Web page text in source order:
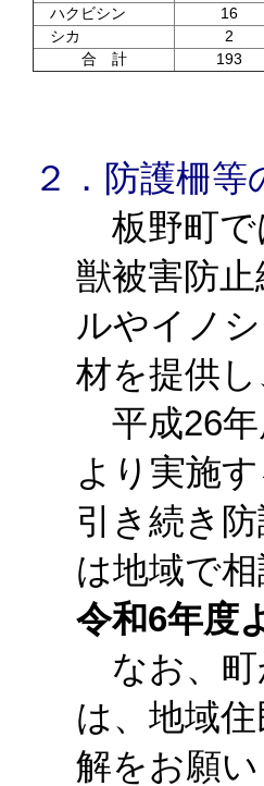
ハクビシン
16
シカ
2
合 計
193
２．防護柵
板野町で
獣被害防
ルやイノ
材を提供
平成26年
より実施
引き続き
は地域で相
令和6年度
なお、町
は、地域
解をお願い